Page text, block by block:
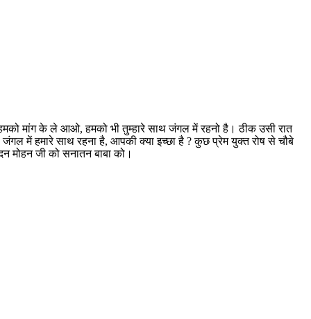
मांग के ले आओ, हमको भी तुम्हारे साथ जंगल में रहनो है। ठीक उसी रात
में हमारे साथ रहना है, आपकी क्या इच्छा है ? कुछ प्रेम युक्त रोष से चौबे
मोहन जी को सनातन बाबा को।